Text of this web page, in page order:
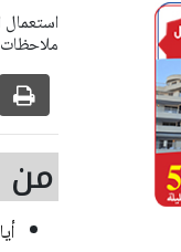
ملاحظات
من